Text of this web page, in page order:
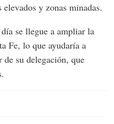
y zonas minadas.
se llegue a ampliar la
Fe, lo que ayudaría a
su delegación, que